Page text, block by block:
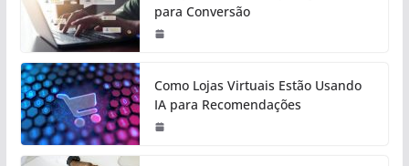
para Conversão
Como Lojas Virtuais Estão Usando
IA para Recomendações